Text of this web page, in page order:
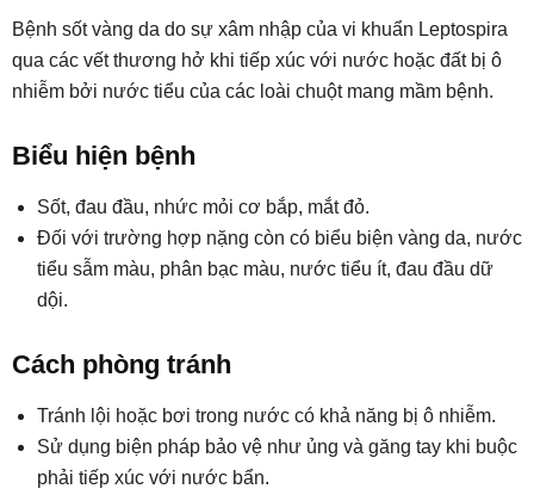
Bệnh sốt vàng da do sự xâm nhập của vi khuẩn Leptospira
qua các vết thương hở khi tiếp xúc với nước hoặc đất bị ô
nhiễm bởi nước tiểu của các loài chuột mang mầm bệnh.
Biểu hiện bệnh
Sốt, đau đầu, nhức mỏi cơ bắp, mắt đỏ.
Đối với trường hợp nặng còn có biểu biện vàng da, nước
tiểu sẫm màu, phân bạc màu, nước tiểu ít, đau đầu dữ
dội.
Cách phòng tránh
Tránh lội hoặc bơi trong nước có khả năng bị ô nhiễm.
Sử dụng biện pháp bảo vệ như ủng và găng tay khi buộc
phải tiếp xúc với nước bẩn.